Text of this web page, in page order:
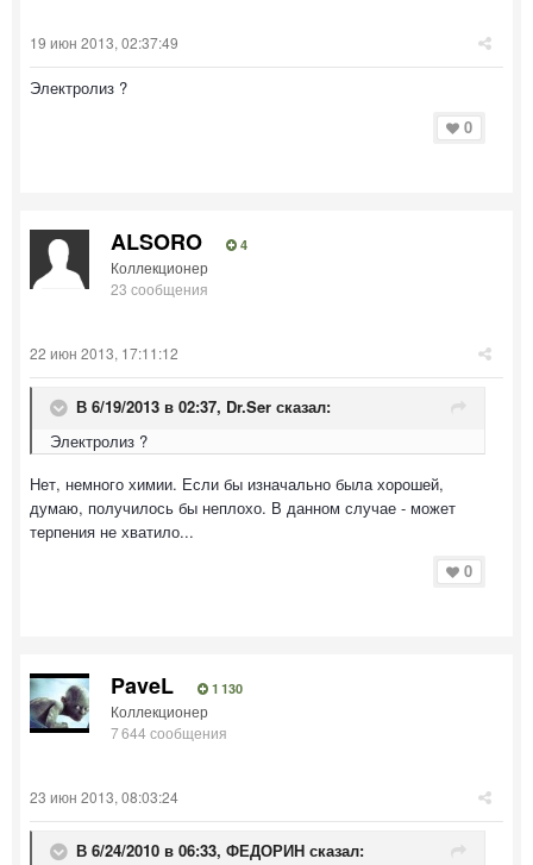
19 июн 2013, 02:37:49
Электролиз ?
0
ALSORO 4
Коллекционер
23 сообщения
22 июн 2013, 17:11:12
В 6/19/2013 в 02:37, Dr.Ser сказал:
Электролиз ?
Нет, немного химии. Если бы изначально была хорошей,
думаю, получилось бы неплохо. В данном случае - может
терпения не хватило...
0
PaveL 1 130
Коллекционер
7 644 сообщения
23 июн 2013, 08:03:24
В 6/24/2010 в 06:33, ФЕДОРИН сказал: